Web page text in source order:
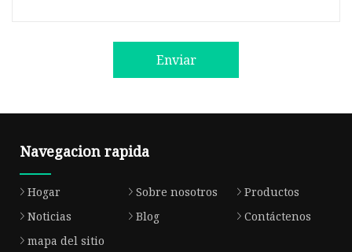
Enviar
Navegacion rapida
Hogar Sobre nosotros
Productos
Noticias
Blog
Contáctenos
mapa del sitio